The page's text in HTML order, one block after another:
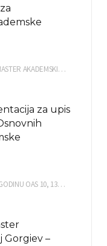
OBAVEŠTENjE STUDENTIMA OSNOVNIH I MASTER AKADEMSKIH STUDIJA ELEKTRONSKA PRIJAVA ISPITA za septembarski ispitni rok za…
za upis
OBAVEŠTENjE – UPIS KANDIDATA U PRVU GODINU OAS 10, 13, 14, 15. i…
Gorgiev –